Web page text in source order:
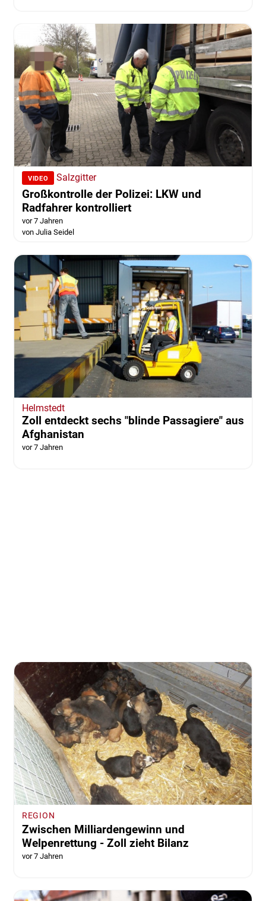
VIDEO Salzgitter
Großkontrolle der Polizei: LKW und
Radfahrer kontrolliert
vor 7 Jahren
von Julia Seidel
Helmstedt
Zoll entdeckt sechs "blinde Passagiere" aus
Afghanistan
vor 7 Jahren
REGION
Zwischen Milliardengewinn und
Welpenrettung - Zoll zieht Bilanz
vor 7 Jahren